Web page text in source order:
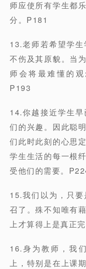
师应使所有学生都
分。P181
13.老师若希望学
不伤及其原貌。当
师会将最难懂的
P193
14.你越接近学生
们的兴趣。因此聪
们此时此刻的心思
学生生活的每一根
受他们的需要。
15.我们以为，只
召了。殊不知唯有
上才算得上是真正
16.身为教师，我
上，特别是在上课